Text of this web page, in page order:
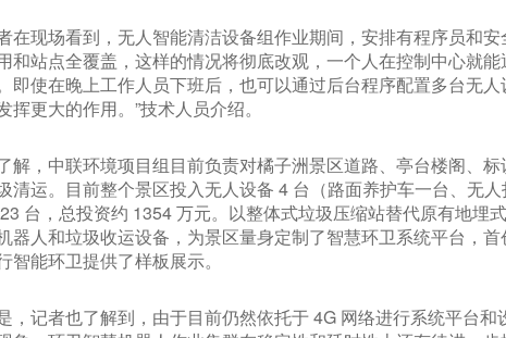
在现场看到，无人智能清洁设备组作业期间，安排有程序员和
和站点全覆盖，这样的情况将彻底改观，一个人在控制中心就
即使在晚上工作人员下班后，也可以通过后台程序配置多台无
挥更大的作用。”技术人员介绍。
解，中联环境项目组目前负责对橘子洲景区道路、亭台楼阁、
清运。目前整个景区投入无人设备 4 台（路面养护车一台、无
台，总投资约 1354 万元。以整体式垃圾压缩站替代原有地埋
器人和垃圾收运设备，为景区量身定制了智慧环卫系统平台，
智能环卫提供了样板展示。
，记者也了解到，由于目前仍然依托于 4G 网络进行系统平台